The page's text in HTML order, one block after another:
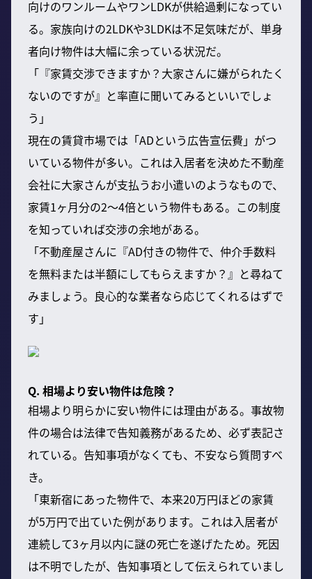
向けのワンルームやワンLDKが供給過剰になってい
る。家族向けの2LDKや3LDKは不足気味だが、単身
者向け物件は大幅に余っている状況だ。
「『家賃交渉できますか？大家さんに嫌がられたく
ないのですが』と率直に聞いてみるといいでしょ
う」
現在の賃貸市場では「ADという広告宣伝費」がつ
いている物件が多い。これは入居者を決めた不動産
会社に大家さんが支払うお小遣いのようなもので、
家賃1ヶ月分の2〜4倍という物件もある。この制度
を知っていれば交渉の余地がある。
「不動産屋さんに『AD付きの物件で、仲介手数料
を無料または半額にしてもらえますか？』と尋ねて
みましょう。良心的な業者なら応じてくれるはずで
す」
Q. 相場より安い物件は危険？
相場より明らかに安い物件には理由がある。事故物
件の場合は法律で告知義務があるため、必ず表記さ
れている。告知事項がなくても、不安なら質問すべ
き。
「東新宿にあった物件で、本来20万円ほどの家賃
が5万円で出ていた例があります。これは入居者が
連続して3ヶ月以内に謎の死亡を遂げたため。死因
は不明でしたが、告知事項として伝えられていまし